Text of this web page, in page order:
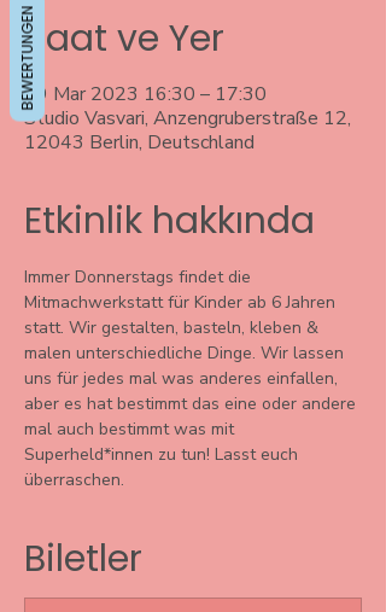
Saat ve Yer
09 Mar 2023 16:30 – 17:30
Studio Vasvari, Anzengruberstraße 12,
12043 Berlin, Deutschland
Etkinlik hakkında
Immer Donnerstags findet die
Mitmachwerkstatt für Kinder ab 6 Jahren
statt. Wir gestalten, basteln, kleben &
malen unterschiedliche Dinge. Wir lassen
uns für jedes mal was anderes einfallen,
aber es hat bestimmt das eine oder andere
mal auch bestimmt was mit
Superheld*innen zu tun! Lasst euch
überraschen.
Biletler
BEWERTUNGEN